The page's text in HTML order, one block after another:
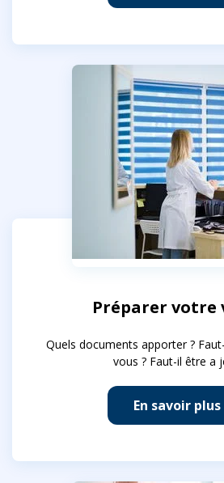
Préparer votre
Quels documents apporter ?
vous ? Faut-il être a
En savoir plus